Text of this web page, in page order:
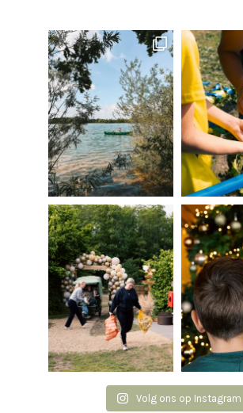
Volg ons op Instagram